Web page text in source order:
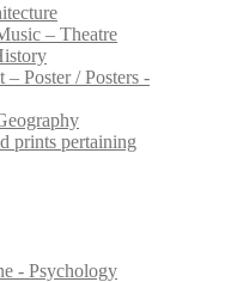
– Theatre
Poster / Posters -
prints pertaining
- Psychology